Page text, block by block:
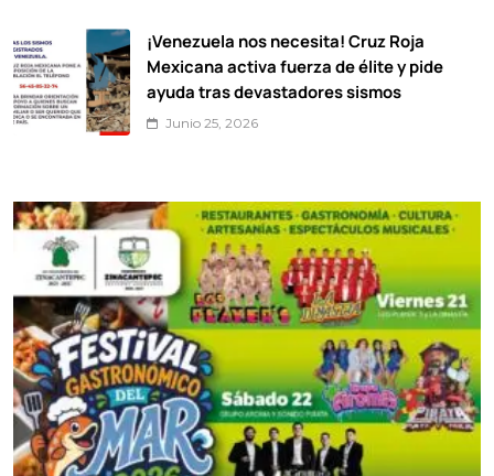
¡Venezuela nos necesita! Cruz Roja
Mexicana activa fuerza de élite y pide
ayuda tras devastadores sismos
Junio 25, 2026